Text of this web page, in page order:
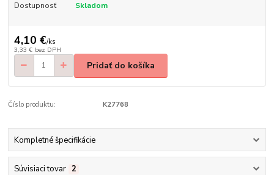
Dostupnosť Skladom
4,10 €/ks
3,33 € bez DPH
Pridať do košíka
Číslo produktu: K27768
Kompletné špecifikácie
Súvisiaci tovar 2